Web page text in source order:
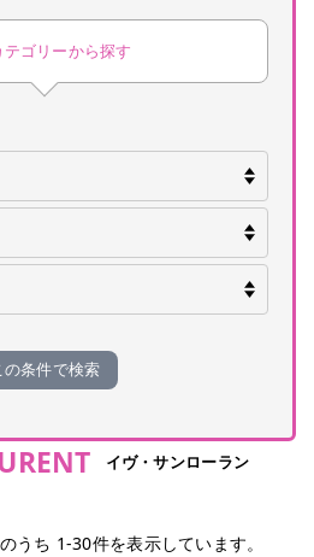
テゴリーから探す
の条件で検索
イヴ・サンローラン
うち 1-30件を表示しています。